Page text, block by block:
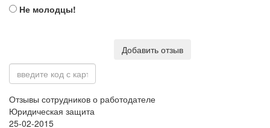
Не молодцы!
Добавить отзыв
Отзывы сотрудников о работодателе
Юридическая защита
25-02-2015